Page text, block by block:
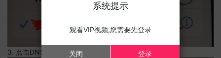
3. 点击DNS设置
系统提示
观看VIP视频,您需要先登录
关闭 登录